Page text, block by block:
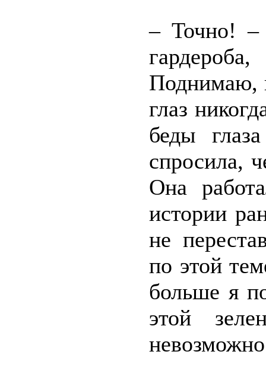
– Точно! –
Поднимаю,
глаз
беды
спросила,
Она
истории
не
по этой
больше я
этой